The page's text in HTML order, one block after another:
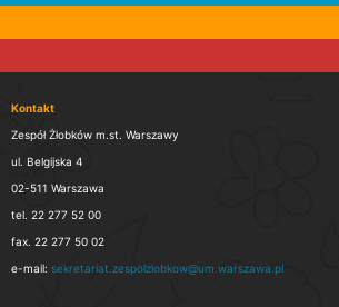
Kontakt
Zespół Żłobków m.st. Warszawy
ul. Belgijska 4
02-511 Warszawa
tel. 22 277 52 00
fax. 22 277 50 02
e-mail: sekretariat.zespolzlobkow@um.warszawa.pl